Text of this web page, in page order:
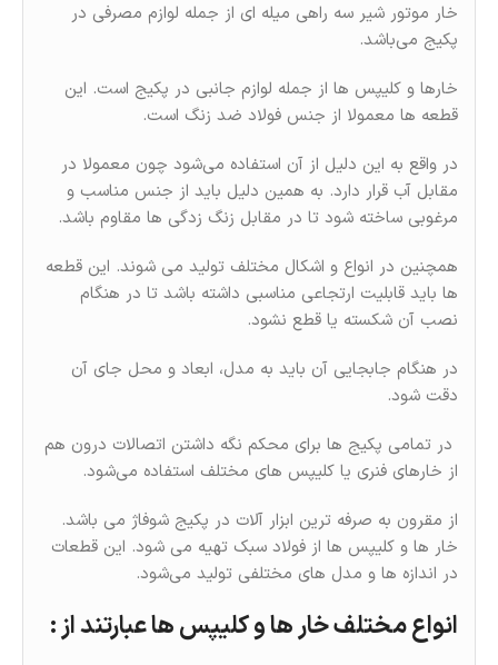
خار موتور شیر سه راهی میله ای از جمله لوازم مصرفی در
پکیج می‌باشد.
خارها و کلیپس ها از جمله لوازم جانبی در پکیج است. این
قطعه ها معمولا از جنس فولاد ضد زنگ است.
در واقع به این دلیل از آن استفاده می‌شود چون معمولا در
مقابل آب قرار دارد. به همین دلیل باید از جنس مناسب و
مرغوبی ساخته شود تا در مقابل زنگ زدگی ها مقاوم باشد.
همچنین در انواع و اشکال مختلف تولید می شوند. این قطعه
ها باید قابلیت ارتجاعی مناسبی داشته باشد تا در هنگام
نصب آن شکسته یا قطع نشود.
در هنگام جابجایی آن باید به مدل، ابعاد و محل جای آن
دقت شود.
در تمامی پکیج ها برای محکم نگه داشتن اتصالات درون هم
از خارهای فنری یا کلیپس های مختلف استفاده می‌شود.
از مقرون به صرفه ترین ابزار آلات در پکیج شوفاژ می باشد.
خار ها و کلیپس ها از فولاد سبک تهیه می شود. این قطعات
در اندازه ها و مدل های مختلفی تولید می‌شود.
انواع مختلف خار ها و کلیپس ها عبارتند از :